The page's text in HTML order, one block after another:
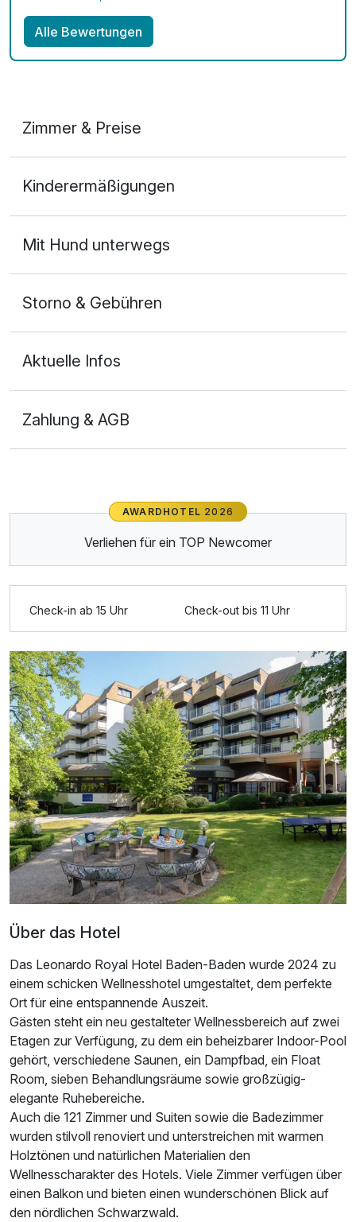
Alle Bewertungen
Zimmer & Preise
2 Erwachsene
p.P. ab239,00 €
Doppelzimmer zur Einzelnutzung
1 Erwachsenen
Ausstattung
Kinderermäßigungen
Mit Hund unterwegs
Storno & Gebühren
Aktuelle Infos
Zahlung & AGB
AWARDHOTEL 2026
Verliehen für ein TOP Newcomer
Check-in ab 15 Uhr Check-out bis 11 Uhr
Über das Hotel
Das Leonardo Royal Hotel Baden-Baden wurde 2024 zu
einem schicken Wellnesshotel umgestaltet, dem perfekte
Ort für eine entspannende Auszeit.
Gästen steht ein neu gestalteter Wellnessbereich auf zwei
Etagen zur Verfügung, zu dem ein beheizbarer Indoor-Pool
gehört, verschiedene Saunen, ein Dampfbad, ein Float
Room, sieben Behandlungsräume sowie großzügig-
elegante Ruhebereiche.
Auch die 121 Zimmer und Suiten sowie die Badezimmer
wurden stilvoll renoviert und unterstreichen mit warmen
Holztönen und natürlichen Materialien den
Wellnesscharakter des Hotels. Viele Zimmer verfügen über
einen Balkon und bieten einen wunderschönen Blick auf
den nördlichen Schwarzwald.